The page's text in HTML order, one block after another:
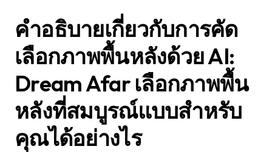
คำอธิบายเกี่ยวกับการคัด
เลือกภาพพื้นหลังด้วย AI:
Dream Afar เลือกภาพพื้น
หลังที่สมบูรณ์แบบสำหรับ
คุณได้อย่างไร